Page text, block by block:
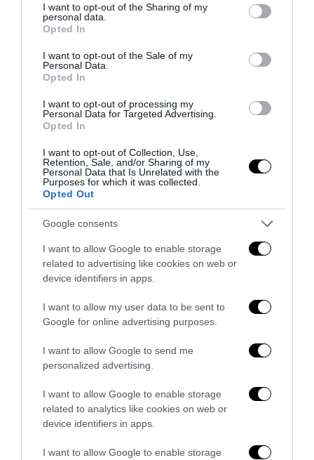
not limited to your visit or usage behaviour. You may click to
grant or deny consent to Google and its third-party tags to
use your data for below specified purposes in below Google
consent section.
I want to opt-out of the Sharing of my
personal data.
Opted In
I want to opt-out of the Sale of my
Personal Data.
Opted In
I want to opt-out of processing my
Personal Data for Targeted Advertising.
Opted In
I want to opt-out of Collection, Use,
Retention, Sale, and/or Sharing of my
Personal Data that Is Unrelated with the
Purposes for which it was collected.
Opted Out
Google consents
I want to allow Google to enable storage
related to advertising like cookies on web or
device identifiers in apps.
I want to allow my user data to be sent to
Google for online advertising purposes.
I want to allow Google to send me
personalized advertising.
I want to allow Google to enable storage
related to analytics like cookies on web or
device identifiers in apps.
I want to allow Google to enable storage
Ceuta, non solo migranti: intelligence, pressioni e
propaganda sulla frontiera spagnola
4 Agosto 2026
Ceuta, la bufala dei «48mila rimpatri»: così la sinistra fa
1 Agosto 2026